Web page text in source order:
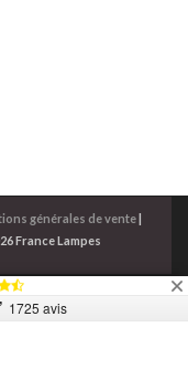
générales de vente|
France Lampes
1725 avis